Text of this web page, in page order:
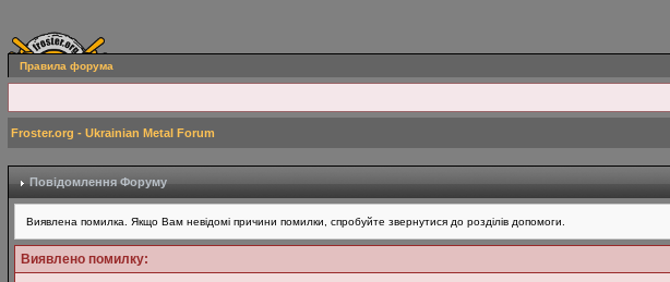
Правила форума
Froster.org - Ukrainian Metal Forum
Повідомлення Форуму
Виявлена помилка. Якщо Вам невідомі причини помилки, спробуйте звернутися до розділів допомоги.
Виявлено помилку: